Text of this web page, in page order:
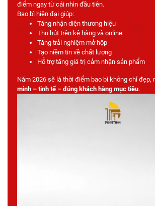
điểm ngay từ cái nhìn đầu tiên.
Bao bì hiện đại giúp:
Tăng nhận diện thương hiệu
Thu hút trên kệ hàng và online
Tăng trải nghiệm mở hộp
Tạo niềm tin về chất lượng
Hỗ trợ tăng giá trị cảm nhận sản phẩm
Năm 2026 sẽ là thời điểm bao bì không chỉ đẹp,
minh – tinh tế – đúng khách hàng mục tiêu.